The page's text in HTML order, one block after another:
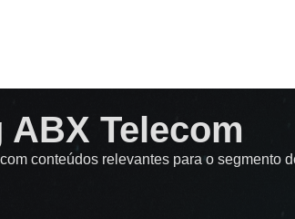
ABX Telecom
conteúdos relevantes para o segmento